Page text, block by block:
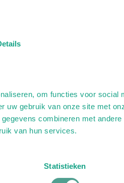
om functies voor social
uw gebruik van onze site met
combineren met
van hun services.
Statistieken